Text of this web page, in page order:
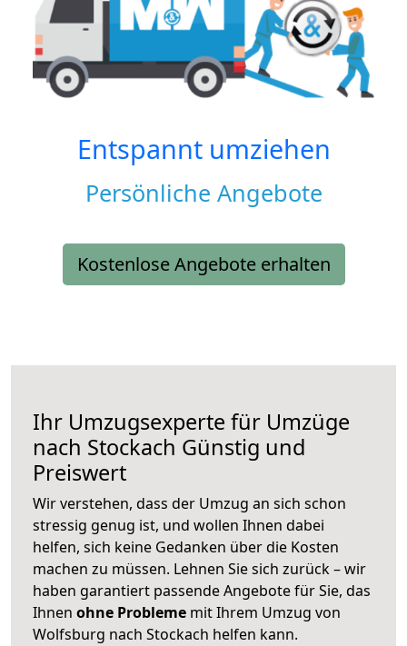
Entspannt umziehen
Persönliche Angebote
Kostenlose Angebote erhalten
Ihr Umzugsexperte für Umzüge
nach Stockach Günstig und
Preiswert
Wir verstehen, dass der Umzug an sich schon
stressig genug ist, und wollen Ihnen dabei
helfen, sich keine Gedanken über die Kosten
machen zu müssen. Lehnen Sie sich zurück – wir
haben garantiert passende Angebote für Sie, das
Ihnen ohne Probleme mit Ihrem Umzug von
Wolfsburg nach Stockach helfen kann.